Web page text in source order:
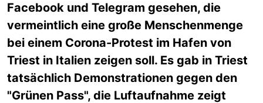
Facebook und Telegram gesehen, die
vermeintlich eine große Menschenmenge
bei einem Corona-Protest im Hafen von
Triest in Italien zeigen soll. Es gab in Triest
tatsächlich Demonstrationen gegen den
"Grünen Pass", die Luftaufnahme zeigt